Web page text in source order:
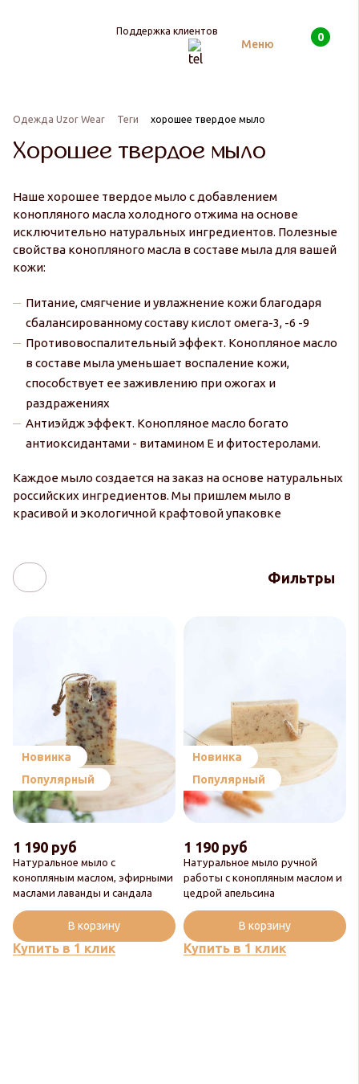
Поддержка клиентов
Меню
Поиск 0
Одежда Uzor Wear Теги хорошее твердое мыло
Хорошее твердое мыло
Наше хорошее твердое мыло с добавлением
конопляного масла холодного отжима на основе
исключительно натуральных ингредиентов. Полезные
свойства конопляного масла в составе мыла для вашей
кожи:
Питание, смягчение и увлажнение кожи благодаря
сбалансированному составу кислот омега-3, -6 -9
Противовоспалительный эффект. Конопляное масло
в составе мыла уменьшает воспаление кожи,
способствует ее заживлению при ожогах и
раздражениях
Антиэйдж эффект. Конопляное масло богато
антиоксидантами - витамином Е и фитостеролами.
Каждое мыло создается на заказ на основе натуральных
российских ингредиентов. Мы пришлем мыло в
красивой и экологичной крафтовой упаковке
Фильтры
Новинка
Популярный
Натуральное мыло с
конопляным маслом, эфирными
маслами лаванды и сандала
1 190 руб
Купить в 1 клик
В корзину
Новинка
Популярный
Натуральное мыло ручной
работы с конопляным маслом и
цедрой апельсина
1 190 руб
Купить в 1 клик
В корзину